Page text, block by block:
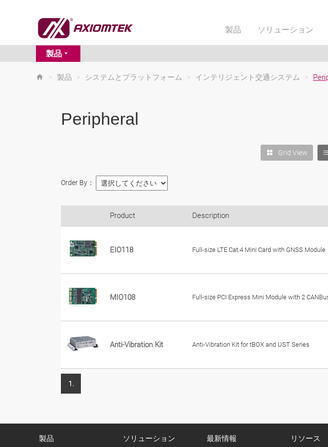
製品 ソリューション
製品
> 製品 > システムとプラットフォーム > インテリジェント交通システム >
Peripheral
Grid View
Order By：
Product Description
EIO118 Full-size LTE Cat.4 Mini Card with GNSS Module
MIO108 Full-size PCI Express Mini Module with 2
Anti-Vibration Kit Anti-Vibration Kit for tBOX and UST Series
1.
製品 ソリューション 最新情報 リソース